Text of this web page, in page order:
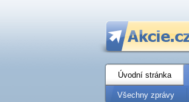
Úvodní stránka
Všechny zprávy